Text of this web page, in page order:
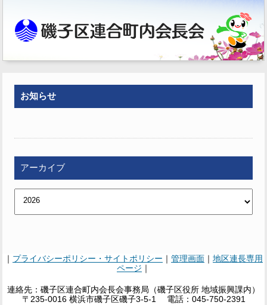
お知らせ
アーカイブ
｜ プライバシーポリシー・サイトポリシー ｜ 管理画面 ｜ 地区連長専用
ページ ｜
連絡先：磯子区連合町内会長会事務局（磯子区役所 地域振興課内）
〒235-0016 横浜市磯子区磯子3-5-1 電話：045-750-2391